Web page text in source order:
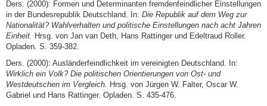
Ders. (2000): Formen und Determinanten fremdenfeindlicher Einstellungen
in der Bundesrepublik Deutschland. In: Die Republik auf dem Weg zur
Nationalität? Wahlverhalten und politische Einstellungen nach acht Jahren
Einheit. Hrsg. von Jan van Deth, Hans Rattinger und Edeltraud Roller.
Opladen. S. 359-382.
Ders. (2000): Ausländerfeindlichkeit im vereinigten Deutschland. In:
Wirklich ein Volk? Die politischen Orientierungen von Ost- und
Westdeutschen im Vergleich. Hrsg. von Jürgen W. Falter, Oscar W.
Gabriel und Hans Rattinger. Opladen. S. 435-476.